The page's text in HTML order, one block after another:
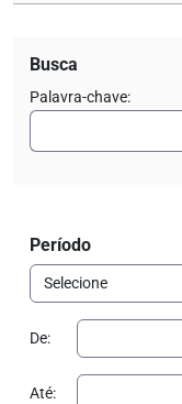
Busca
Palavra-chave:
Período
De:
Até: